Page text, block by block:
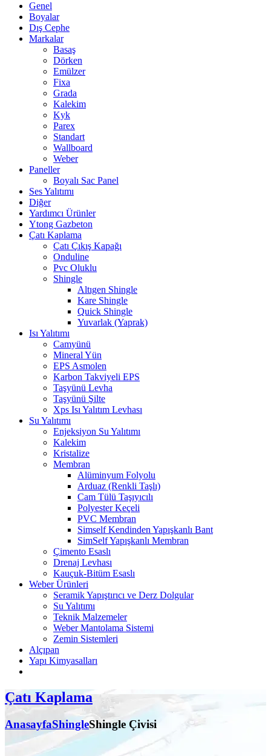
Genel
Boyalar
Dış Cephe
Markalar
Basaş
Dörken
Emülzer
Fixa
Grada
Kalekim
Kyk
Parex
Standart
Wallboard
Weber
Paneller
Boyalı Sac Panel
Ses Yalıtımı
Diğer
Yardımcı Ürünler
Ytong Gazbeton
Çatı Kaplama
Çatı Çıkış Kapağı
Onduline
Pvc Oluklu
Shingle
Altıgen Shingle
Kare Shingle
Quick Shingle
Yuvarlak (Yaprak)
Isı Yalıtımı
Camyünü
Mineral Yün
EPS Asmolen
Karbon Takviyeli EPS
Taşyünü Levha
Taşyünü Şilte
Xps Isı Yalıtım Levhası
Su Yalıtımı
Enjeksiyon Su Yalıtımı
Kalekim
Kristalize
Membran
Alüminyum Folyolu
Arduaz (Renkli Taşlı)
Cam Tülü Taşıyıcılı
Polyester Keçeli
PVC Membran
Simself Kendinden Yapışkanlı Bant
SimSelf Yapışkanlı Membran
Çimento Esaslı
Drenaj Levhası
Kauçuk-Bitüm Esaslı
Weber Ürünleri
Seramik Yapıştırıcı ve Derz Dolgular
Su Yalıtımı
Teknik Malzemeler
Weber Mantolama Sistemi
Zemin Sistemleri
Alçıpan
Yapı Kimyasalları
Çatı Kaplama
AnasayfaShingleShingle Çivisi